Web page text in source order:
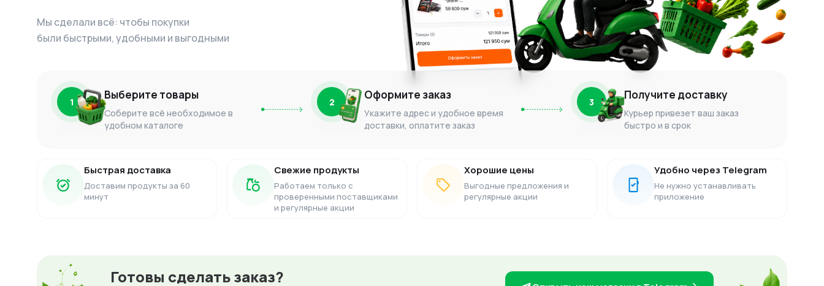
Мы сделали всё: чтобы покупки
были быстрыми, удобными и выгодными
1 Выберите товары
Соберите всё необходимое в
удобном каталоге
2 Оформите заказ
Укажите адрес и удобное время
доставки, оплатите заказ
3 Получите доставку
Курьер привезет ваш заказ
быстро и в срок
Быстрая доставка
Доставим продукты за 60
минут
Свежие продукты
Работаем только с
проверенными поставщиками
и регулярные акции
Хорошие цены
Выгодные предложения и
регулярные акции
Удобно через Telegram
Не нужно устанавливать
приложение
Готовы сделать заказ?